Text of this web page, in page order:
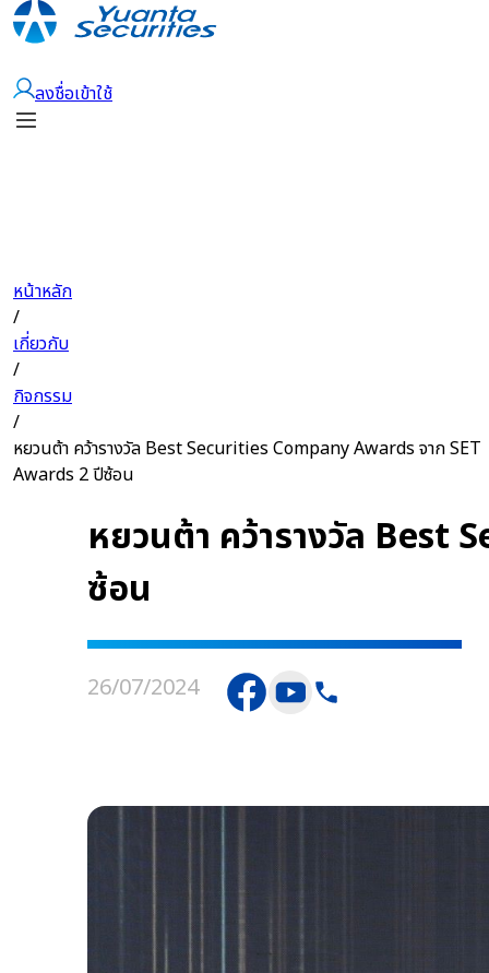
ลงชื่อเข้าใช้
หน้าหลัก
/
เกี่ยวกับ
/
กิจกรรม
/
หยวนต้า คว้ารางวัล Best Securities Company Awards จาก SET
Awards 2 ปีซ้อน
หยวนต้า คว้ารางวัล Best
ซ้อน
26/07/2024